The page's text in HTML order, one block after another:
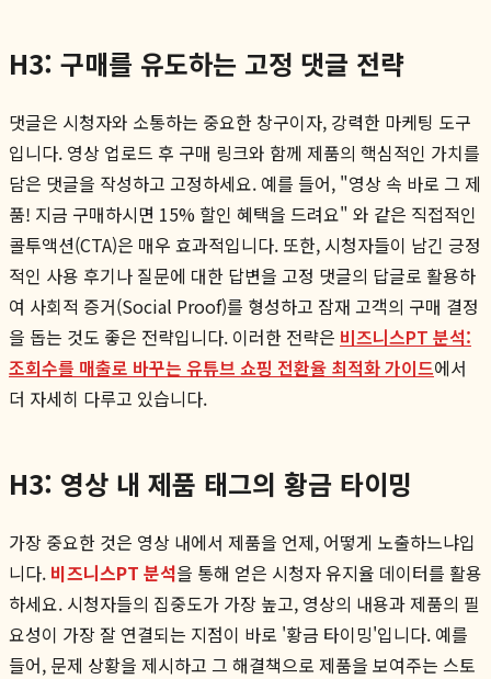
H3: 구매를 유도하는 고정 댓글 전략
댓글은 시청자와 소통하는 중요한 창구이자, 강력한 마케팅 도구
입니다. 영상 업로드 후 구매 링크와 함께 제품의 핵심적인 가치를
담은 댓글을 작성하고 고정하세요. 예를 들어, "영상 속 바로 그 제
품! 지금 구매하시면 15% 할인 혜택을 드려요" 와 같은 직접적인
콜투액션(CTA)은 매우 효과적입니다. 또한, 시청자들이 남긴 긍정
적인 사용 후기나 질문에 대한 답변을 고정 댓글의 답글로 활용하
여 사회적 증거(Social Proof)를 형성하고 잠재 고객의 구매 결정
을 돕는 것도 좋은 전략입니다. 이러한 전략은 비즈니스PT 분석:
조회수를 매출로 바꾸는 유튜브 쇼핑 전환율 최적화 가이드에서
더 자세히 다루고 있습니다.
H3: 영상 내 제품 태그의 황금 타이밍
가장 중요한 것은 영상 내에서 제품을 언제, 어떻게 노출하느냐입
니다. 비즈니스PT 분석을 통해 얻은 시청자 유지율 데이터를 활용
하세요. 시청자들의 집중도가 가장 높고, 영상의 내용과 제품의 필
요성이 가장 잘 연결되는 지점이 바로 '황금 타이밍'입니다. 예를
들어, 문제 상황을 제시하고 그 해결책으로 제품을 보여주는 스토